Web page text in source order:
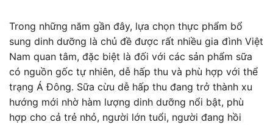
Trong những năm gần đây, lựa chọn thực phẩm bổ
sung dinh dưỡng là chủ đề được rất nhiều gia đình Việt
Nam quan tâm, đặc biệt là đối với các sản phẩm sữa
có nguồn gốc tự nhiên, dễ hấp thu và phù hợp với thể
trạng Á Đông. Sữa cừu dễ hấp thu đang trở thành xu
hướng mới nhờ hàm lượng dinh dưỡng nổi bật, phù
hợp cho cả trẻ nhỏ, người lớn tuổi, người đang hồi